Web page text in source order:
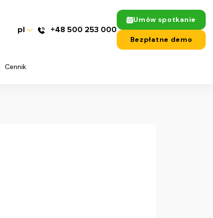
Cennik
pl +48 500 253 000
Umów spotkanie
Bezpłatne demo